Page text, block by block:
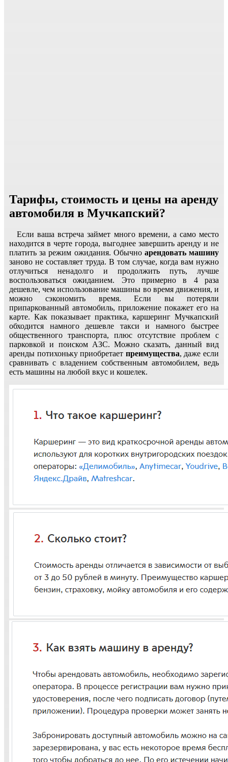
Тарифы, стоимость и цены на аренду
автомобиля в Мучкапский?
Если ваша встреча займет много времени, а само место
находится в черте города, выгоднее завершить аренду и не
платить за режим ожидания. Обычно арендовать машину
заново не составляет труда. В том случае, когда вам нужно
отлучиться ненадолго и продолжить путь, лучше
воспользоваться ожиданием. Это примерно в 4 раза
дешевле, чем использование машины во время движения, и
можно сэкономить время. Если вы потеряли
припаркованный автомобиль, приложение покажет его на
карте. Как показывает практика, каршеринг Мучкапский
обходится намного дешевле такси и намного быстрее
общественного транспорта, плюс отсутствие проблем с
парковкой и поиском АЗС. Можно сказать, данный вид
аренды потихоньку приобретает преимущества, даже если
сравнивать с владением собственным автомобилем, ведь
есть машины на любой вкус и кошелек.